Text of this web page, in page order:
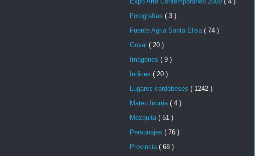
Fotografías ( 3 )
Fuente Agria Santa Elisa ( 74 )
Goval ( 20 )
Imágenes ( 9 )
Indices ( 20 )
Lugares cordobeses ( 1242 )
Mateo Inurria ( 4 )
Mezquita ( 51 )
Personajes ( 76 )
Provincia ( 68 )